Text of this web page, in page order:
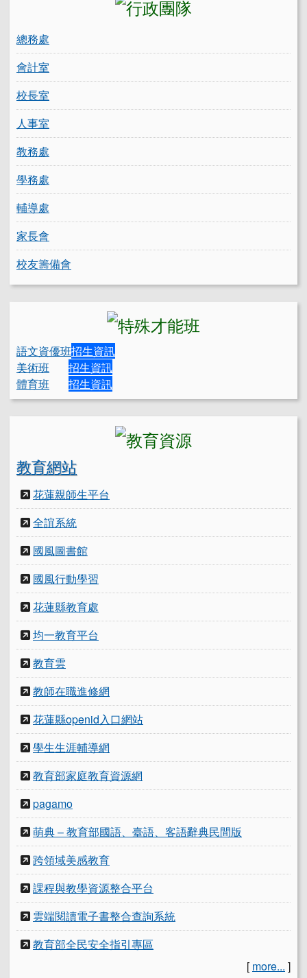
總務處
會計室
校長室
人事室
教務處
學務處
輔導處
家長會
校友籌備會
語文資優班招生資訊
美術班
招生資訊
體育班
招生資訊
教育網站
花蓮親師生平台
全誼系統
國風圖書館
國風行動學習
花蓮縣教育處
均一教育平台
教育雲
教師在職進修網
花蓮縣openid入口網站
學生生涯輔導網
教育部家庭教育資源網
pagamo
萌典 – 教育部國語、臺語、客語辭典民間版
跨領域美感教育
課程與教學資源整合平台
雲端閱讀電子書整合查詢系統
教育部全民安全指引專區
[ more... ]